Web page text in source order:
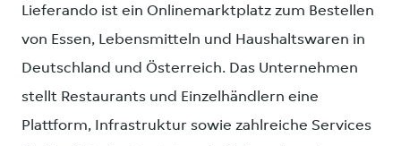
Lieferando ist ein Onlinemarktplatz zum Bestellen
von Essen, Lebensmitteln und Haushaltswaren in
Deutschland und Österreich. Das Unternehmen
stellt Restaurants und Einzelhändlern eine
Plattform, Infrastruktur sowie zahlreiche Services